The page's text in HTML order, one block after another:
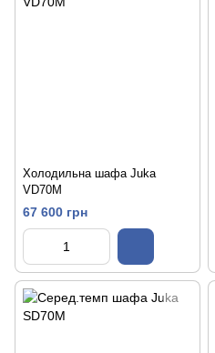
Холодильна шафа Juka
VD70М
67 600 грн